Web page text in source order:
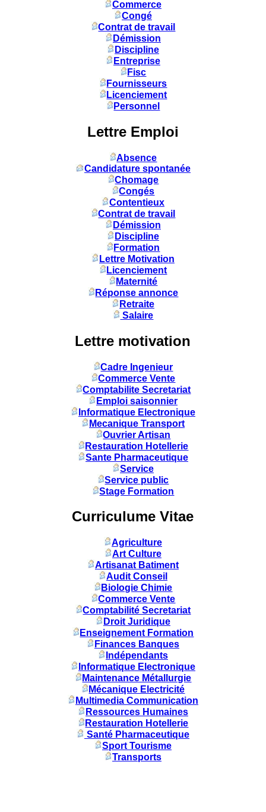
Commerce
Congé
Contrat de travail
Démission
Discipline
Entreprise
Fisc
Fournisseurs
Licenciement
Personnel
Lettre Emploi
Absence
Candidature spontanée
Chomage
Congés
Contentieux
Contrat de travail
Démission
Discipline
Formation
Lettre Motivation
Licenciement
Maternité
Réponse annonce
Retraite
Salaire
Lettre motivation
Cadre Ingenieur
Commerce Vente
Comptabilite Secretariat
Emploi saisonnier
Informatique Electronique
Mecanique Transport
Ouvrier Artisan
Restauration Hotellerie
Sante Pharmaceutique
Service
Service public
Stage Formation
Curriculume Vitae
Agriculture
Art Culture
Artisanat Batiment
Audit Conseil
Biologie Chimie
Commerce Vente
Comptabilité Secretariat
Droit Juridique
Enseignement Formation
Finances Banques
Indépendants
Informatique Electronique
Maintenance Métallurgie
Mécanique Electricité
Multimedia Communication
Ressources Humaines
Restauration Hotellerie
Santé Pharmaceutique
Sport Tourisme
Transports